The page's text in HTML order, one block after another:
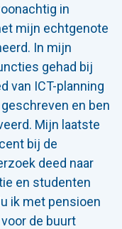
in
mijn echtgenote
In mijn
gehad bij
van ICT-planning
en ben
Mijn laatste
bij de
deed naar
en studenten
ik met pensioen
de buurt